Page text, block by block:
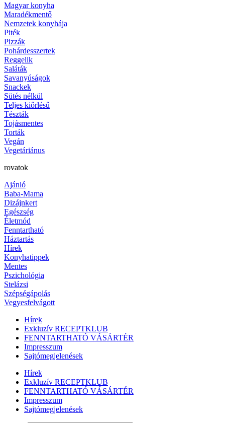
Magyar konyha
Maradékmentő
Nemzetek konyhája
Piték
Pizzák
Pohárdesszertek
Reggelik
Saláták
Savanyúságok
Snackek
Sütés nélkül
Teljes kiőrlésű
Tészták
Tojásmentes
Torták
Vegán
Vegetáriánus
rovatok
Ajánló
Baba-Mama
Dizájnkert
Egészség
Életmód
Fenntartható
Háztartás
Hírek
Konyhatippek
Mentes
Pszichológia
Stelázsi
Szépségápolás
Vegyesfelvágott
Hírek
Exkluzív RECEPTKLUB
FENNTARTHATÓ VÁSÁRTÉR
Impresszum
Sajtómegjelenések
Hírek
Exkluzív RECEPTKLUB
FENNTARTHATÓ VÁSÁRTÉR
Impresszum
Sajtómegjelenések